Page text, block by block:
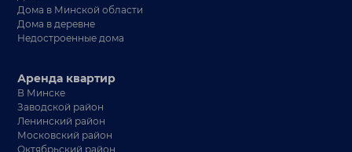
Дома в Минской области
Дома в деревне
Недостроенные дома
Аренда квартир
В Минске
Заводской район
Ленинский район
Московский район
Октябрьский район